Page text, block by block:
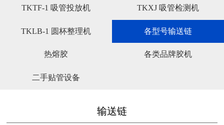
TKTF-1 吸管投放机 TKXJ 吸管检测机
TKLB-1 圆杯整理机 各型号输送链
热熔胶 各类品牌胶机
二手贴管设备
输送链